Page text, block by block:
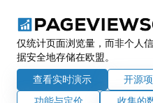
仅统计页面浏览量，而非个人
据安全地存储在欧盟。
查看实时演示
开源